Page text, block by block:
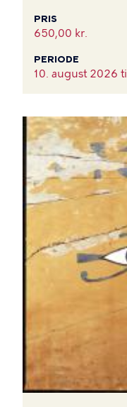
PRIS
650,00 kr.
PERIODE
10. august 2026 til
BILLEDE